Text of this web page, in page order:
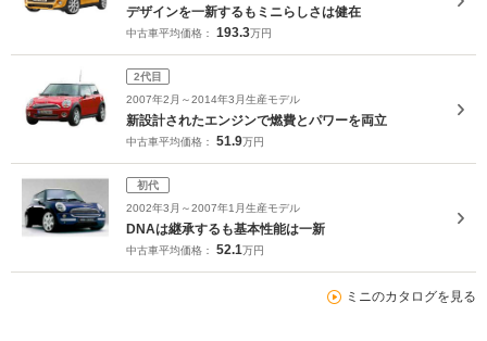
デザインを一新するもミニらしさは健在
中古車平均価格： 193.3万円
2代目
2007年2月～2014年3月生産モデル
新設計されたエンジンで燃費とパワーを両立
中古車平均価格： 51.9万円
初代
2002年3月～2007年1月生産モデル
DNAは継承するも基本性能は一新
中古車平均価格： 52.1万円
ミニのカタログを見る